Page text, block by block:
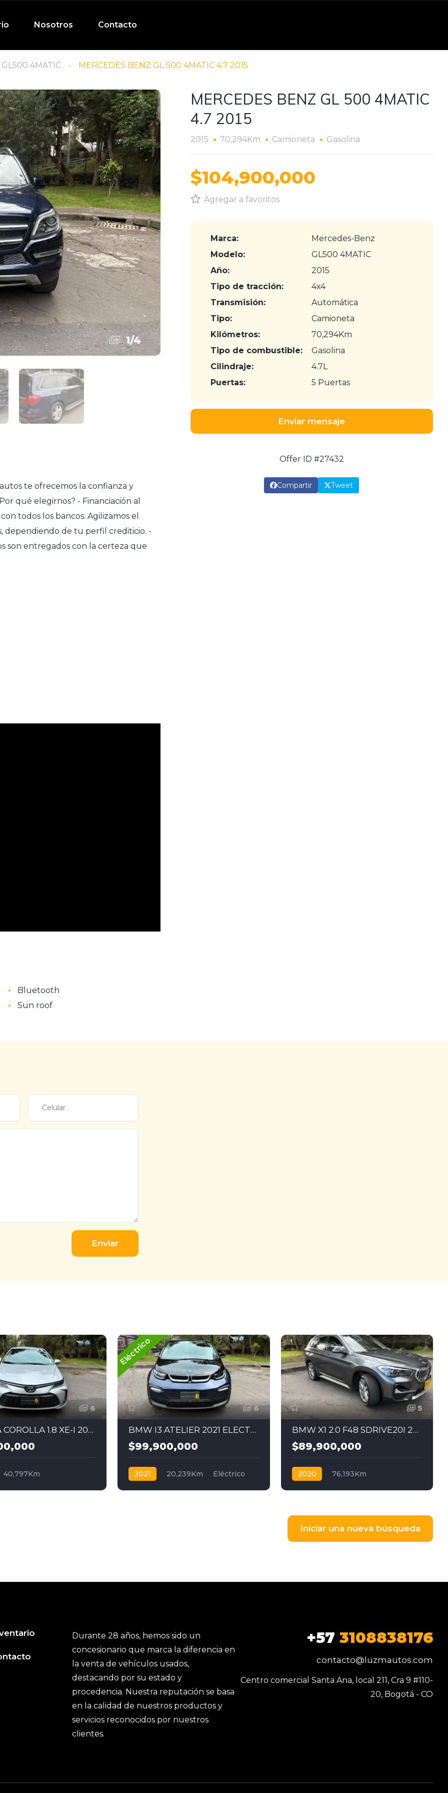
Nosotros Contacto
GL500 4MATIC MERCEDES BENZ GL 500 4MATIC 4.7 2015
1/4
te ofrecemos la confianza y
qué elegirnos? - Financiación al
todos los bancos: Agilizamos el
dependiendo de tu perfil crediticio. -
son entregados con la certeza que
• Bluetooth
• Sun roof
MERCEDES BENZ GL 500 4MATIC
4.7 2015
2015 70,294Km Camioneta Gasolina
$104,900,000
Agregar a favoritos
Marca:
Mercedes-Benz
Modelo:
GL500 4MATIC
Año:
2015
Tipo de tracción:
4x4
Transmisión:
Automática
Tipo:
Camioneta
Kilómetros:
70,294Km
Tipo de combustible:
Gasolina
Cilindraje:
4.7L
Puertas:
5 Puertas
Enviar mensaje
Offer ID #27432
Compartir Tweet
Enviar
6
TOYOTA COROLLA 1.8 XE-I 2021 HIBRIDO
40,797Km
Eléctrico
6
BMW I3 ATELIER 2021 ELECTRICO
$99,900,000
2021 20,239Km Eléctrico
5
BMW X1 2.0 F48 SDRIVE20I 2020
$89,900,000
2020
76,193Km
Iniciar una nueva búsqueda
Durante 28 años, hemos sido un
concesionario que marca la diferencia en
la venta de vehículos usados,
destacando por su estado y
procedencia. Nuestra reputación se basa
en la calidad de nuestros productos y
servicios reconocidos por nuestros
clientes.
+57 3108838176
contacto@luzmautos.com
Centro comercial Santa Ana, local 211, Cra 9 #110-
20, Bogotá - CO